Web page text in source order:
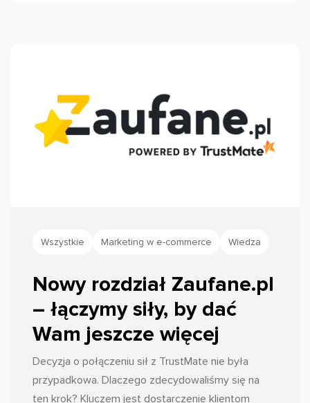
Wszystkie Marketing w e-commerce Wiedza
Nowy rozdział Zaufane.pl
– łączymy siły, by dać
Wam jeszcze więcej
Decyzja o połączeniu sił z TrustMate nie była
przypadkowa. Dlaczego zdecydowaliśmy się na
ten krok? Kluczem jest dostarczenie klientom